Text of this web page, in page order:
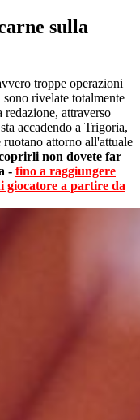
sulla
troppe operazioni
rivelate totalmente
attraverso
accadendo a Trigoria,
attorno all'attuale
non dovete far
- fino a raggiungere
giocatore a partire da